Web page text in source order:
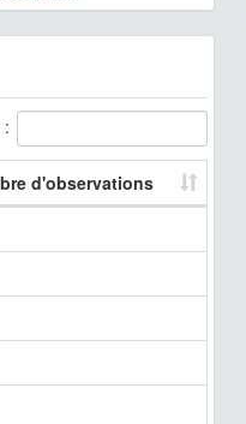
:
d'observations